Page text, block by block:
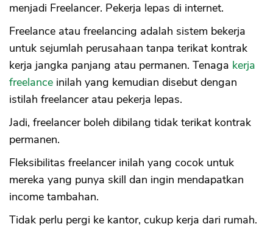
menjadi Freelancer. Pekerja lepas di internet.
Freelance atau freelancing adalah sistem bekerja
untuk sejumlah perusahaan tanpa terikat kontrak
kerja jangka panjang atau permanen. Tenaga kerja
freelance inilah yang kemudian disebut dengan
istilah freelancer atau pekerja lepas.
Jadi, freelancer boleh dibilang tidak terikat kontrak
permanen.
Fleksibilitas freelancer inilah yang cocok untuk
mereka yang punya skill dan ingin mendapatkan
income tambahan.
Tidak perlu pergi ke kantor, cukup kerja dari rumah.